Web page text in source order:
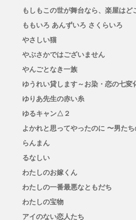
もしもこの世が舞台なら、楽屋はど
ももいろ あんずいろ さくらいろ
やさしい猫
やぶさかではございません
やんごとなき一族
ゆうれい貸します～お染・恋の七変
ゆりあ先生の赤い糸
ゆるキャン△２
よかれと思ってやったのに 〜男た
らんまん
るなしい
わたしのお嫁くん
わたしの一番最悪なともだち
わたしの宝物
アイのない恋人たち